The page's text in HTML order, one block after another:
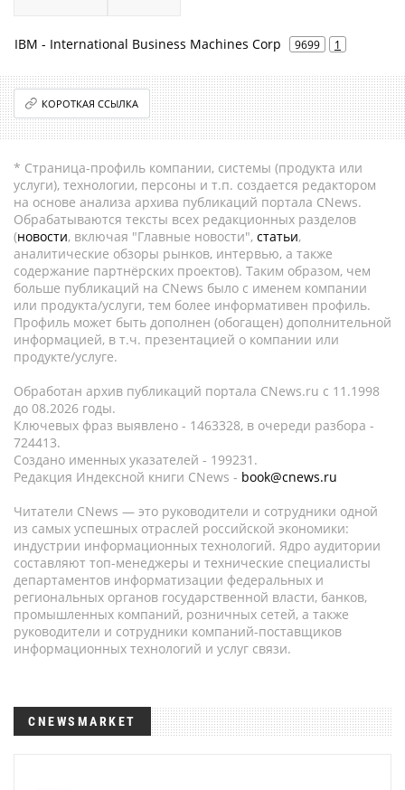
IBM - International Business Machines Corp 9699 1
КОРОТКАЯ ССЫЛКА
* Страница-профиль компании, системы (продукта или
услуги), технологии, персоны и т.п. создается редактором
на основе анализа архива публикаций портала CNews.
Обрабатываются тексты всех редакционных разделов
(новости, включая "Главные новости", статьи,
аналитические обзоры рынков, интервью, а также
содержание партнёрских проектов). Таким образом, чем
больше публикаций на CNews было с именем компании
или продукта/услуги, тем более информативен профиль.
Профиль может быть дополнен (обогащен) дополнительной
информацией, в т.ч. презентацией о компании или
продукте/услуге.
Обработан архив публикаций портала CNews.ru c 11.1998
до 08.2026 годы.
Ключевых фраз выявлено - 1463328, в очереди разбора -
724413.
Создано именных указателей - 199231.
Редакция Индексной книги CNews - book@cnews.ru
Читатели CNews — это руководители и сотрудники одной
из самых успешных отраслей российской экономики:
индустрии информационных технологий. Ядро аудитории
составляют топ-менеджеры и технические специалисты
департаментов информатизации федеральных и
региональных органов государственной власти, банков,
промышленных компаний, розничных сетей, а также
руководители и сотрудники компаний-поставщиков
информационных технологий и услуг связи.
CNEWSMARKET